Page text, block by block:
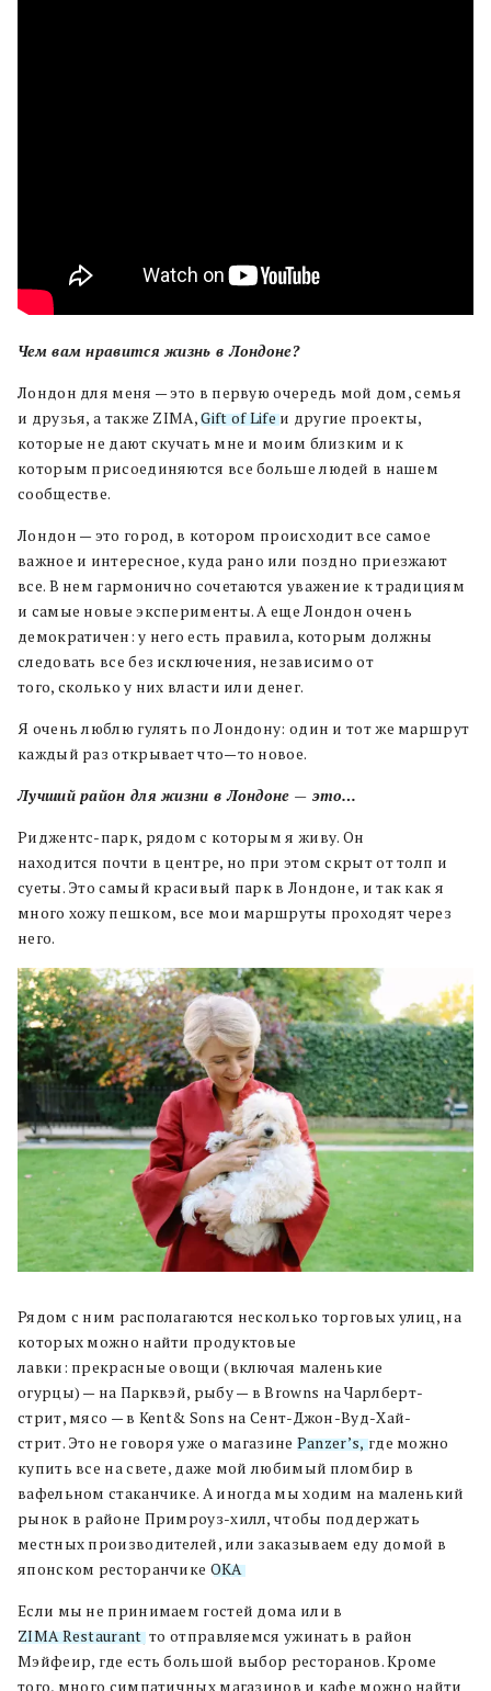
Чем вам нравится жизнь в Лондоне?
Лондон для меня — это в первую очередь мой дом, семья
и друзья, а также ZIMA,Gift of Lifeи другие проекты,
которые не дают скучать мне и моим близким и к
которым присоединяются все больше людей в нашем
сообществе.
Лондон — это город, в котором происходит все самое
важное и интересное, куда рано или поздно приезжают
все. В нем гармонично сочетаются уважение к традициям
и самые новые эксперименты.А еще Лондон очень
демократичен: у него есть правила, которым должны
следовать все без исключения, независимо от
того, сколько у них власти или денег.
Я очень люблю гулять по Лондону: один и тот же маршрут
каждый раз открывает что—то новое.
Лучший район для жизни в Лондоне — это…
Риджентс-парк, рядом с которым я живу. Он
находится почти в центре, но при этом скрыт от толп и
суеты. Это самый красивый парк в Лондоне, и так как я
много хожу пешком, все мои маршруты проходят через
него.
Рядом с ним располагаются несколько торговых улиц, на
которых можно найти продуктовые
лавки: прекрасные овощи (включая маленькие
огурцы) — на Парквэй, рыбу— вBrowns наЧарлберт-
стрит, мясо —в Kent& Sons наСент-Джон-Вуд-Хай-
стрит. Это не говоря уже о магазине Panzer’s,где можно
купить все на свете, даже мой любимый пломбир в
вафельном стаканчике. А иногда мы ходим на маленький
рынок в районе Примроуз-хилл, чтобы поддержать
местных производителей, или заказываем еду домой в
японском ресторанчике OKA.
Если мы не принимаем гостей дома или в
ZIMA Restaurant, то отправляемся ужинать в район
Мэйфеир, где есть большой выбор ресторанов. Кроме
того, много симпатичных магазинов и кафе можно найти